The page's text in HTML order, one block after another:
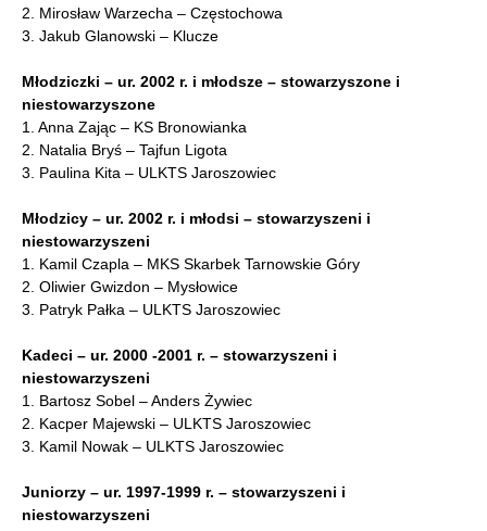
2. Mirosław Warzecha – Częstochowa
3. Jakub Glanowski – Klucze
Młodziczki – ur. 2002 r. i młodsze – stowarzyszone i
niestowarzyszone
1. Anna Zając – KS Bronowianka
2. Natalia Bryś – Tajfun Ligota
3. Paulina Kita – ULKTS Jaroszowiec
Młodzicy – ur. 2002 r. i młodsi – stowarzyszeni i
niestowarzyszeni
1. Kamil Czapla – MKS Skarbek Tarnowskie Góry
2. Oliwier Gwizdon – Mysłowice
3. Patryk Pałka – ULKTS Jaroszowiec
Kadeci – ur. 2000 -2001 r. – stowarzyszeni i
niestowarzyszeni
1. Bartosz Sobel – Anders Żywiec
2. Kacper Majewski – ULKTS Jaroszowiec
3. Kamil Nowak – ULKTS Jaroszowiec
Juniorzy – ur. 1997-1999 r. – stowarzyszeni i
niestowarzyszeni